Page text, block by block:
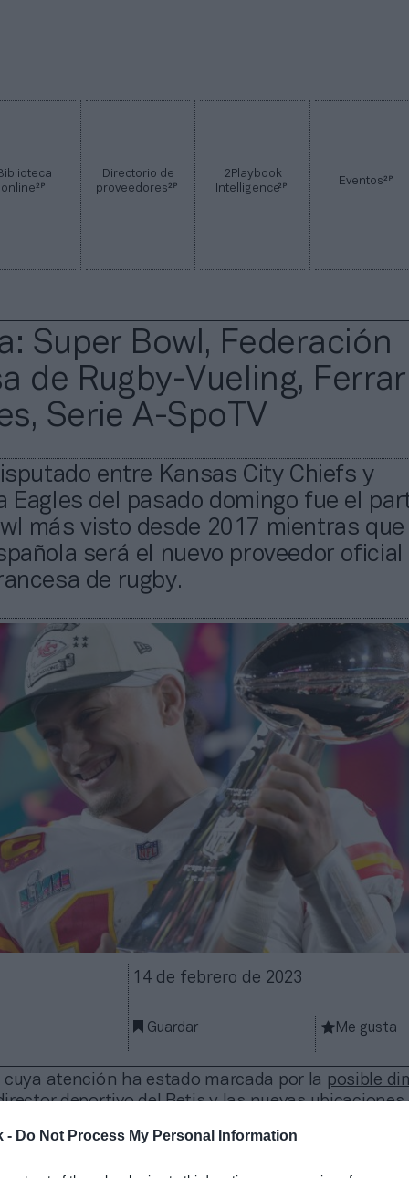
- Do Not Process My Personal Information
online2P
Directorio de
proveedores2P
2Playbook
Intelligence2P Eventos2P
Super Bowl, Federación
de Rugby-Vueling,
Serie A-SpoTV
entre Kansas City Chiefs y
Eagles del pasado domingo fue el
más visto desde 2017 mientras que
será el nuevo proveedor oficial
de rugby.
14 de febrero de 2023
Guardar Me gusta
cuya atención ha estado marcada por la posible
deportivo del Betisy lasnuevas ubicaciones